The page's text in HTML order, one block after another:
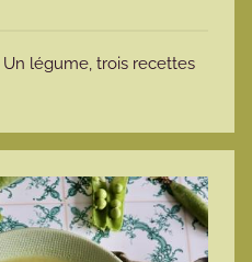
Un légume, trois recettes